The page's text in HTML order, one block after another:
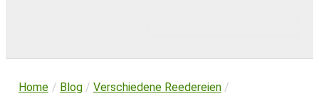
Home / Blog / Verschiedene Reedereien /